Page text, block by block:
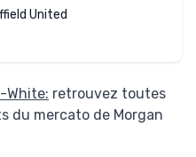
United
White: retrouvez toutes
du mercato de Morgan